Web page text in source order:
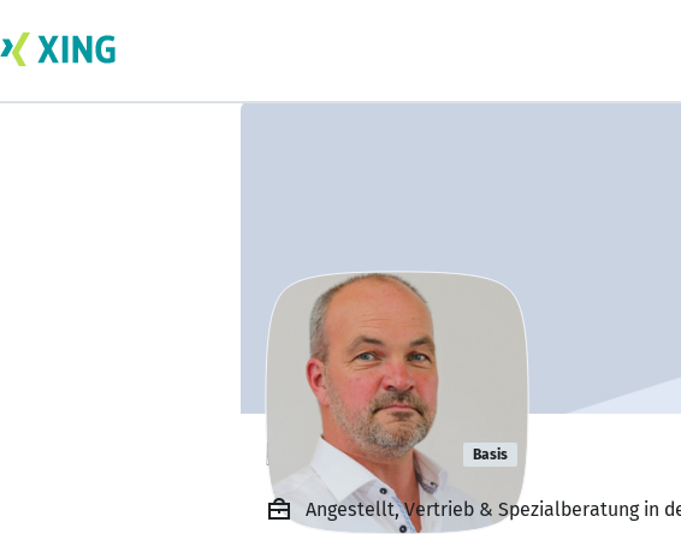
Klaus Telaar Basis
Angestellt, Vertrieb & Spezialberatung in